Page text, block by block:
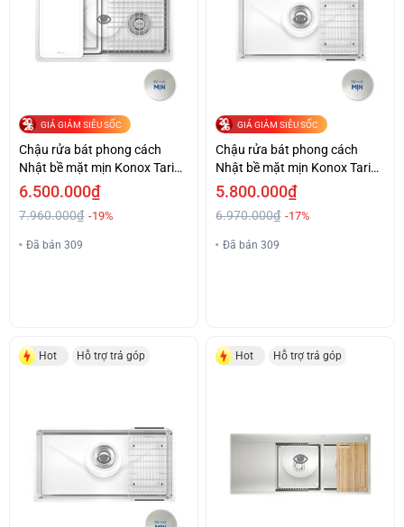
GIÁ GIẢM SIÊU SỐC
Chậu rửa bát phong cách
Nhật bề mặt mịn Konox Tari
780SM
6.500.000₫
7.960.000₫ -19%
Đã bán 309
GIÁ GIẢM SIÊU SỐC
Chậu rửa bát phong cách
Nhật bề mặt mịn Konox Tari
800SM
5.800.000₫
6.970.000₫ -17%
Đã bán 309
Hot Hỗ trợ trả góp Hot Hỗ trợ trả góp